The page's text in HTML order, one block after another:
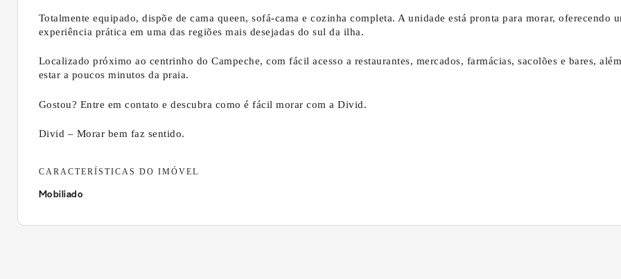
Totalmente equipado, dispõe de cama queen, sofá-cama e cozinha completa. A unidade está pronta para morar, oferecendo
experiência prática em uma das regiões mais desejadas do sul da ilha.
Localizado próximo ao centrinho do Campeche, com fácil acesso a restaurantes, mercados, farmácias, sacolões e bares,
estar a poucos minutos da praia.
Gostou? Entre em contato e descubra como é fácil morar com a Divid.
Divid – Morar bem faz sentido.
CARACTERÍSTICAS DO IMÓVEL
Mobiliado